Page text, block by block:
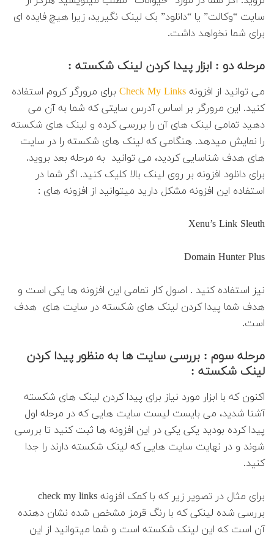
سایت “وکالت” یا “دانلود” بک لینک نگیرید، زیرا هیچ فایده ای
برای شما نخواهد داشت.
مرحله دو : ابزار پیدا کردن لینک شکسته :
می توانید از افزونه Check My Links برای مرورگر کروم استفاده
کنید. این مرورگر بر اساس آدرس سایتی که شما به آن می
دهید تمامی لینک های آن را بررسی کرده و لینک های شکسته
را نمایش میدهد. هنگامی که لینک های شکسته را در سایت
های هدف شناسایی کردید، می توانید به مرحله بعد بروید.
برای دانلود افزونه بر روی لینک بالا کلیک کنید. اگر شما در
استفاده این افزونه مشکل دارید میتوانید از افزونه های :
Xenu’s Link Sleuth
Domain Hunter Plus
نیز استفاده کنید . اصول کار تمامی این افزونه ها یکی است و
هدف شما پیدا کردن لینک های شکسته در سایت های هدف
است.
مرحله سوم : بررسی سایت ها به منظور پیدا کردن
لینک شکسته :
اکنون که با ابزار مورد نیاز برای پیدا کردن لینک های شکسته
آشنا شدید، می بایست لیست سایت هایی که در مرحله اول
پیدا کرده بودید یکی یکی در این افزونه ها ثبت کنید تا بررسی
شوند و در نهایت سایت هایی که لینک شکسته دارند را جدا
کنید.
برای مثال در تصویر زیر که با کمک افزونه check my links
بررسی شده لینکی که با رنگ قرمز مشخص شده نشان دهنده
آن است که این لینک شکسته است و شما میتوانید از این